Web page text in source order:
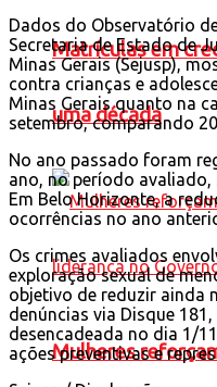
Matrículas em
uma década
Mulheres
Dados do Observatório
Secretaria de Estado de
Minas Gerais (Sejusp),
contra crianças e
Minas Gerais quanto na
setembro, comparando
No ano passado foram
ano, no período
Em Belo Horizonte, a
ocorrências no ano
Os crimes avaliados
exploração sexual de
objetivo de reduzir ainda
denúncias via Disque
desencadeada no dia 1/
ações preventivas e